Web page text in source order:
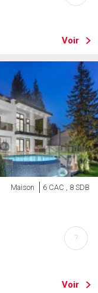
Voir
Maison 6 CAC , 8 SDB
Voir
?